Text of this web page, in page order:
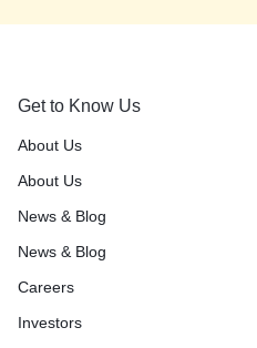
Get to Know Us
About Us
About Us
News & Blog
News & Blog
Careers
Investors